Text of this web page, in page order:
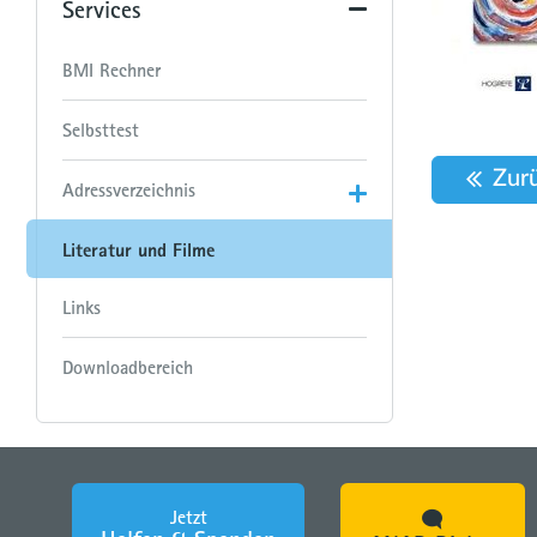
Services
BMI Rechner
Selbsttest
Adressverzeichnis
Literatur und Filme
Links
Downloadbereich
Jetzt